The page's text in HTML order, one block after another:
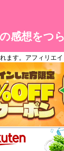
感想をつ
ます。アフィリエイ